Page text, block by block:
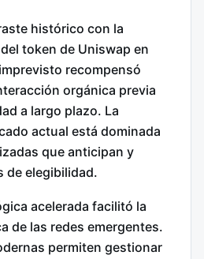
histórico con la
token de Uniswap en
recompensó
orgánica previa
a largo plazo. La
actual está dominada
que anticipan y
de elegibilidad.
acelerada facilitó la
de las redes emergentes.
permiten gestionar